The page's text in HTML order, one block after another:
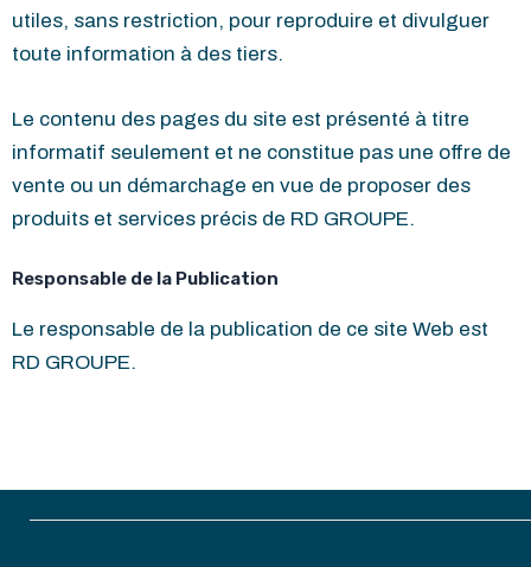
utiles, sans restriction, pour reproduire et divulguer
toute information à des tiers.
Le contenu des pages du site est présenté à titre
informatif seulement et ne constitue pas une offre de
vente ou un démarchage en vue de proposer des
produits et services précis de RD GROUPE.
Responsable de la Publication
Le responsable de la publication de ce site Web est
RD GROUPE.